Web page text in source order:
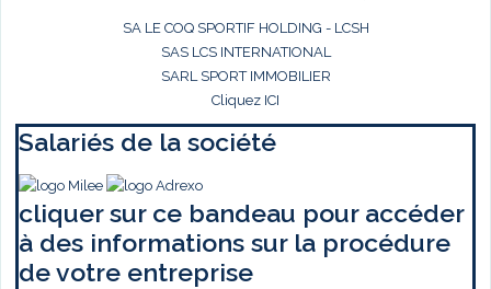
SA LE COQ SPORTIF HOLDING - LCSH
SAS LCS INTERNATIONAL
SARL SPORT IMMOBILIER
Cliquez ICI
Salariés de la société
cliquer sur ce bandeau pour accéder
à des informations sur la procédure
de votre entreprise